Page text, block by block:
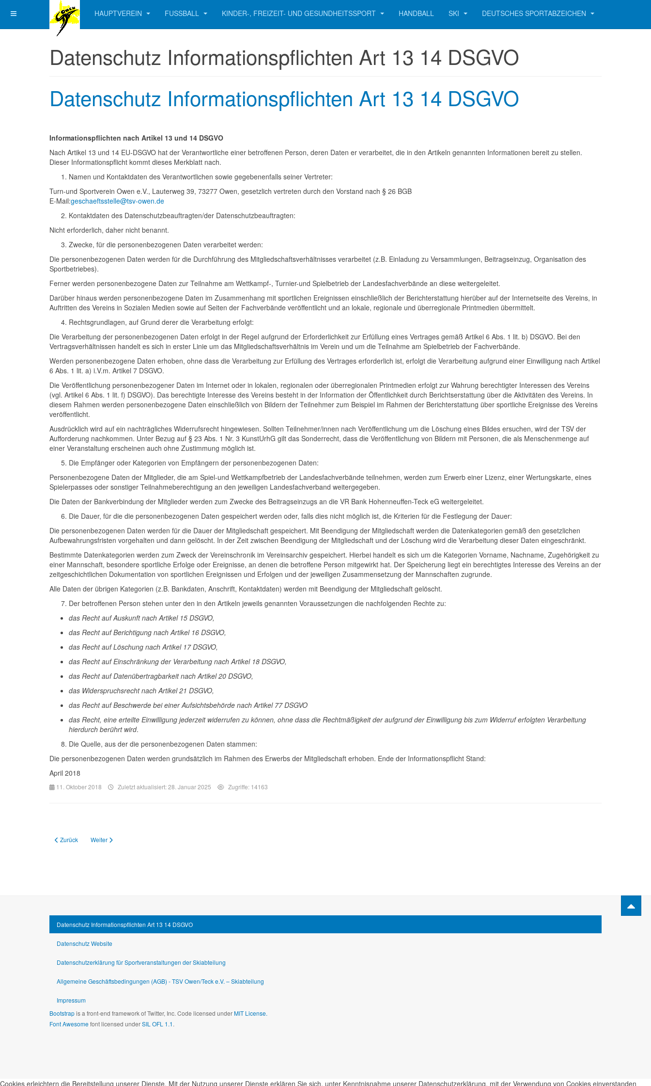
HAUPTVEREIN FUSSBALL KINDER-, FREIZEIT- UND GESUNDHEITSSPORT HANDBALL SKI DEUTSCHES SPORTABZEICHEN
Datenschutz Informationspflichten Art 13 14 DSGVO
Datenschutz Informationspflichten Art 13 14 DSGVO
Informationspflichten nach Artikel 13 und 14 DSGVO
Nach Artikel 13 und 14 EU-DSGVO hat der Verantwortliche einer betroffenen Person, deren Daten er verarbeitet, die in den Artikeln genannten Informationen bereit zu stellen.
Dieser Informationspflicht kommt dieses Merkblatt nach.
Namen und Kontaktdaten des Verantwortlichen sowie gegebenenfalls seiner Vertreter:
Turn-und Sportverein Owen e.V., Lauterweg 39, 73277 Owen, gesetzlich vertreten durch den Vorstand nach § 26 BGB
E-Mail:geschaeftsstelle@tsv-owen.de
Kontaktdaten des Datenschutzbeauftragten/der Datenschutzbeauftragten:
Nicht erforderlich, daher nicht benannt.
Zwecke, für die personenbezogenen Daten verarbeitet werden:
Die personenbezogenen Daten werden für die Durchführung des Mitgliedschaftsverhältnisses verarbeitet (z.B. Einladung zu Versammlungen, Beitragseinzug, Organisation des
Sportbetriebes).
Ferner werden personenbezogene Daten zur Teilnahme am Wettkampf-, Turnier-und Spielbetrieb der Landesfachverbände an diese weitergeleitet.
Darüber hinaus werden personenbezogene Daten im Zusammenhang mit sportlichen Ereignissen einschließlich der Berichterstattung hierüber auf der Internetseite des Vereins, in
Auftritten des Vereins in Sozialen Medien sowie auf Seiten der Fachverbände veröffentlicht und an lokale, regionale und überregionale Printmedien übermittelt.
Rechtsgrundlagen, auf Grund derer die Verarbeitung erfolgt:
Die Verarbeitung der personenbezogenen Daten erfolgt in der Regel aufgrund der Erforderlichkeit zur Erfüllung eines Vertrages gemäß Artikel 6 Abs. 1 lit. b) DSGVO. Bei den
Vertragsverhältnissen handelt es sich in erster Linie um das Mitgliedschaftsverhältnis im Verein und um die Teilnahme am Spielbetrieb der Fachverbände.
Werden personenbezogene Daten erhoben, ohne dass die Verarbeitung zur Erfüllung des Vertrages erforderlich ist, erfolgt die Verarbeitung aufgrund einer Einwilligung nach Artikel
6 Abs. 1 lit. a) i.V.m. Artikel 7 DSGVO.
Die Veröffentlichung personenbezogener Daten im Internet oder in lokalen, regionalen oder überregionalen Printmedien erfolgt zur Wahrung berechtigter Interessen des Vereins
(vgl. Artikel 6 Abs. 1 lit. f) DSGVO). Das berechtigte Interesse des Vereins besteht in der Information der Öffentlichkeit durch Berichtserstattung über die Aktivitäten des Vereins. In
diesem Rahmen werden personenbezogene Daten einschließlich von Bildern der Teilnehmer zum Beispiel im Rahmen der Berichterstattung über sportliche Ereignisse des Vereins
veröffentlicht.
Ausdrücklich wird auf ein nachträgliches Widerrufsrecht hingewiesen. Sollten Teilnehmer/innen nach Veröffentlichung um die Löschung eines Bildes ersuchen, wird der TSV der
Aufforderung nachkommen. Unter Bezug auf § 23 Abs. 1 Nr. 3 KunstUrhG gilt das Sonderrecht, dass die Veröffentlichung von Bildern mit Personen, die als Menschenmenge auf
einer Veranstaltung erscheinen auch ohne Zustimmung möglich ist.
Die Empfänger oder Kategorien von Empfängern der personenbezogenen Daten:
Personenbezogene Daten der Mitglieder, die am Spiel-und Wettkampfbetrieb der Landesfachverbände teilnehmen, werden zum Erwerb einer Lizenz, einer Wertungskarte, eines
Spielerpasses oder sonstiger Teilnahmeberechtigung an den jeweiligen Landesfachverband weitergegeben.
Die Daten der Bankverbindung der Mitglieder werden zum Zwecke des Beitragseinzugs an die VR Bank Hohenneuffen-Teck eG weitergeleitet.
Die Dauer, für die die personenbezogenen Daten gespeichert werden oder, falls dies nicht möglich ist, die Kriterien für die Festlegung der Dauer:
Die personenbezogenen Daten werden für die Dauer der Mitgliedschaft gespeichert. Mit Beendigung der Mitgliedschaft werden die Datenkategorien gemäß den gesetzlichen
Aufbewahrungsfristen vorgehalten und dann gelöscht. In der Zeit zwischen Beendigung der Mitgliedschaft und der Löschung wird die Verarbeitung dieser Daten eingeschränkt.
Bestimmte Datenkategorien werden zum Zweck der Vereinschronik im Vereinsarchiv gespeichert. Hierbei handelt es sich um die Kategorien Vorname, Nachname, Zugehörigkeit zu
einer Mannschaft, besondere sportliche Erfolge oder Ereignisse, an denen die betroffene Person mitgewirkt hat. Der Speicherung liegt ein berechtigtes Interesse des Vereins an der
zeitgeschichtlichen Dokumentation von sportlichen Ereignissen und Erfolgen und der jeweiligen Zusammensetzung der Mannschaften zugrunde.
Alle Daten der übrigen Kategorien (z.B. Bankdaten, Anschrift, Kontaktdaten) werden mit Beendigung der Mitgliedschaft gelöscht.
Der betroffenen Person stehen unter den in den Artikeln jeweils genannten Voraussetzungen die nachfolgenden Rechte zu:
das Recht auf Auskunft nach Artikel 15 DSGVO,
das Recht auf Berichtigung nach Artikel 16 DSGVO,
das Recht auf Löschung nach Artikel 17 DSGVO,
das Recht auf Einschränkung der Verarbeitung nach Artikel 18 DSGVO,
das Recht auf Datenübertragbarkeit nach Artikel 20 DSGVO,
das Widerspruchsrecht nach Artikel 21 DSGVO,
das Recht auf Beschwerde bei einer Aufsichtsbehörde nach Artikel 77 DSGVO
das Recht, eine erteilte Einwilligung jederzeit widerrufen zu können, ohne dass die Rechtmäßigkeit der aufgrund der Einwilligung bis zum Widerruf erfolgten Verarbeitung
hierdurch berührt wird.
Die Quelle, aus der die personenbezogenen Daten stammen:
Die personenbezogenen Daten werden grundsätzlich im Rahmen des Erwerbs der Mitgliedschaft erhoben. Ende der Informationspflicht Stand:
April 2018
11. Oktober 2018 Zuletzt aktualisiert: 28. Januar 2025 Zugriffe: 14163
Vorheriger Beitrag: Allgemeine Geschäftsbedingungen (AGB) - TSV Owen/Teck e.V. – Skiabteilung
Zurück Nächster Beitrag: Datenschutzerklärung für Sportveranstaltungen der Skiabteilung
Weiter
Datenschutz Informationspflichten Art 13 14 DSGVO
Datenschutz Website
Datenschutzerklärung für Sportveranstaltungen der Skiabteilung
Allgemeine Geschäftsbedingungen (AGB) - TSV Owen/Teck e.V. – Skiabteilung
Impressum
Bootstrapis a front-end framework of Twitter, Inc. Code licensed underMIT License.
Font Awesomefont licensed underSIL OFL 1.1.
Cookies erleichtern die Bereitstellung unserer Dienste. Mit der Nutzung unserer Dienste erklären Sie sich, unter Kenntnisnahme unserer Datenschutzerklärung, mit der Verwendung von Cookies einverstanden